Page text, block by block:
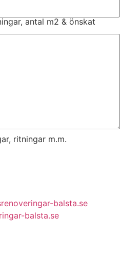
antal m2 & önskat
ritningar m.m.
balsta.se
balsta.se